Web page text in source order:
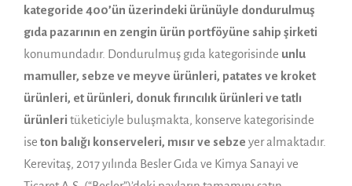
kategoride 400’ün üzerindeki ürünüyle dondurulmuş
gıda pazarının en zengin ürün portföyüne sahip şirketi
konumundadır. Dondurulmuş gıda kategorisinde unlu
mamuller, sebze ve meyve ürünleri, patates ve kroket
ürünleri, et ürünleri, donuk fırıncılık ürünleri ve tatlı
ürünleri tüketiciyle buluşmakta, konserve kategorisinde
ise ton balığı konserveleri, mısır ve sebze yer almaktadır.
Kerevitaş, 2017 yılında Besler Gıda ve Kimya Sanayi ve